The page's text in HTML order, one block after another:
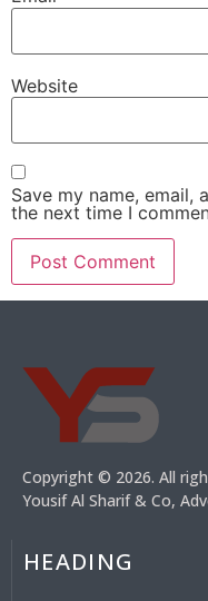
Website
Save my name,
the next time I
Copyright © 2026. All
Yousif Al Sharif & Co,
HEADING